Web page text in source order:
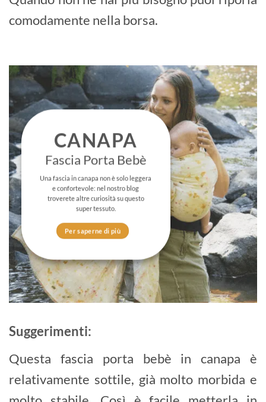
comodamente nella borsa.
CANAPA
Fascia Porta Bebè
Una fascia in canapa non è solo leggera
e confortevole: nel nostro blog
troverete altre curiosità su questo
super tessuto.
Per saperne di più
Suggerimenti:
Questa fascia porta bebè in canapa è
relativamente sottile, già molto morbida e